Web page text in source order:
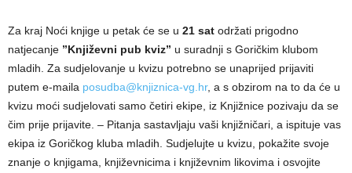
Za kraj Noći knjige u petak će se u 21 sat održati prigodno
natjecanje ”Književni pub kviz” u suradnji s Goričkim klubom
mladih. Za sudjelovanje u kvizu potrebno se unaprijed prijaviti
putem e-maila posudba@knjiznica-vg.hr, a s obzirom na to da će u
kvizu moći sudjelovati samo četiri ekipe, iz Knjižnice pozivaju da se
čim prije prijavite. – Pitanja sastavljaju vaši knjižničari, a ispituje vas
ekipa iz Goričkog kluba mladih. Sudjelujte u kvizu, pokažite svoje
znanje o knjigama, književnicima i književnim likovima i osvojite